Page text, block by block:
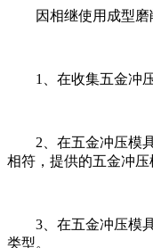
因相继使用成型
1、在收集五金冲
2、在五金冲压模
相符，提供的五金冲压
3、在五金冲压模
类型。